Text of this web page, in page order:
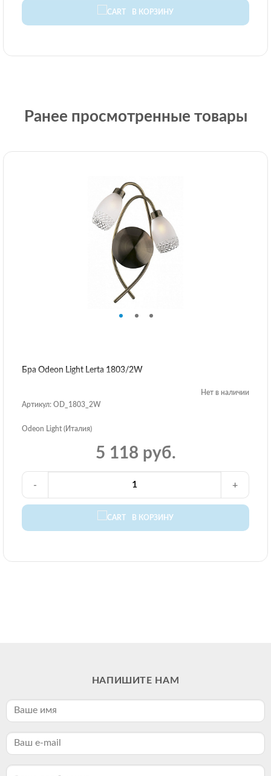
В КОРЗИНУ
Ранее просмотренные товары
Бра Odeon Light Lerta 1803/2W
Нет в наличии
Артикул: OD_1803_2W
Odeon Light (Италия)
5 118 руб.
В КОРЗИНУ
- +
НАПИШИТЕ НАМ